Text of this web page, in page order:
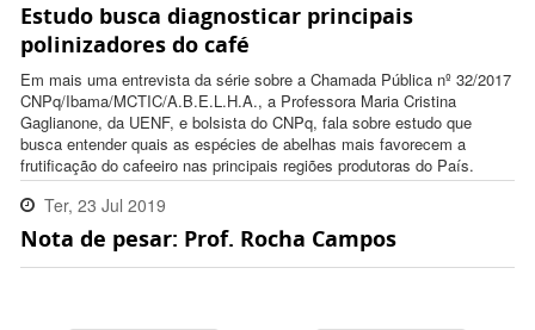
13:46:00 -0300
Estudo busca diagnosticar principais
polinizadores do café
Em mais uma entrevista da série sobre a Chamada Pública nº 32/2017
CNPq/Ibama/MCTIC/A.B.E.L.H.A., a Professora Maria Cristina
Gaglianone, da UENF, e bolsista do CNPq, fala sobre estudo que
busca entender quais as espécies de abelhas mais favorecem a
frutificação do cafeeiro nas principais regiões produtoras do País.
Ter, 23 Jul 2019
13:21:00 -0300
Nota de pesar: Prof. Rocha Campos